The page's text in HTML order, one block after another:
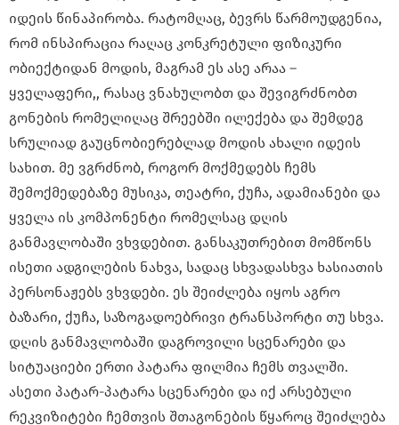
იდეის წინაპირობა. რატომღაც, ბევრს წარმოუდგენია,
რომ ინსპირაცია რაღაც კონკრეტული ფიზიკური
ობიექტიდან მოდის, მაგრამ ეს ასე არაა –
ყველაფერი,, რასაც ვნახულობთ და შევიგრძნობთ
გონების რომელიღაც შრეებში ილექება და შემდეგ
სრულიად გაუცნობიერებლად მოდის ახალი იდეის
სახით. მე ვგრძნობ, როგორ მოქმედებს ჩემს
შემოქმედებაზე მუსიკა, თეატრი, ქუჩა, ადამიანები და
ყველა ის კომპონენტი რომელსაც დღის
განმავლობაში ვხვდებით. განსაკუთრებით მომწონს
ისეთი ადგილების ნახვა, სადაც სხვადასხვა ხასიათის
პერსონაჟებს ვხვდები. ეს შეიძლება იყოს აგრო
ბაზარი, ქუჩა, საზოგადოებრივი ტრანსპორტი თუ სხვა.
დღის განმავლობაში დაგროვილი სცენარები და
სიტუაციები ერთი პატარა ფილმია ჩემს თვალში.
ასეთი პატარ-პატარა სცენარები და იქ არსებული
რეკვიზიტები ჩემთვის შთაგონების წყაროც შეიძლება